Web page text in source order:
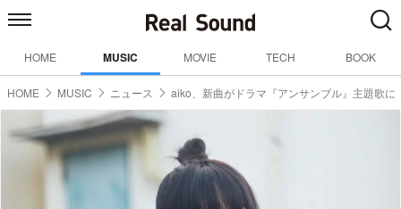
HOME MUSIC MOVIE TECH BOOK
HOME MUSIC ニュース aiko、新曲がドラマ『アンサンブル』主題歌に